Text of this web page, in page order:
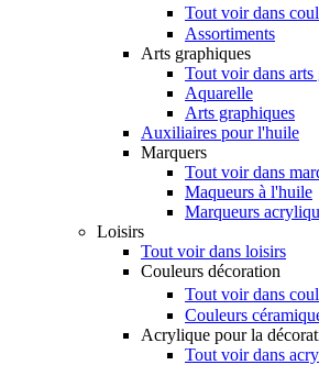
Tout voir dans
Assortiments
Arts graphiques
Tout voir dans arts
Aquarelle
Arts graphiques
Auxiliaires pour l'huile
Marquers
Tout voir dans
Maqueurs à l'huile
Marqueurs
Loisirs
Tout voir dans loisirs
Couleurs décoration
Tout voir dans
Couleurs
Acrylique pour la
Tout voir dans